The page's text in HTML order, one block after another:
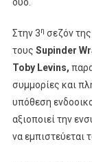
Στην 3η σεζόν
τους Supinder
Toby Levins,
συμμορίες και
υπόθεση
αξιοποιεί την
να εμπιστεύεται